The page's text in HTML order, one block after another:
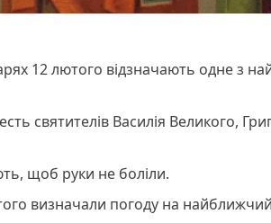
12 лютого відзначають одне з
святителів Василія Великого,
щоб руки не боліли.
визначали погоду на